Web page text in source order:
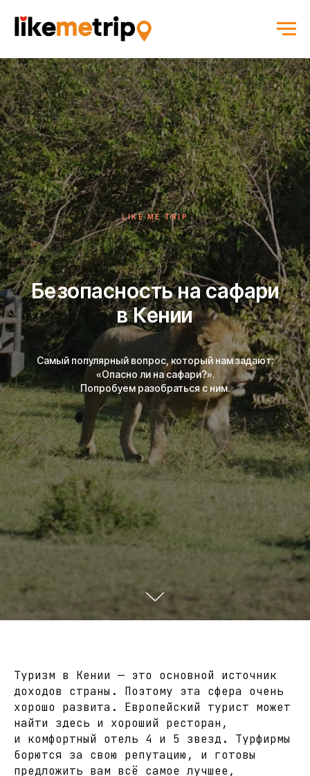
LIKE ME TRIP
Безопасность на сафари
в Кении
Самый популярный вопрос, который нам задают:
«Опасно ли на сафари?».
Попробуем разобраться с ним.
Туризм в Кении — это основной источник
доходов страны. Поэтому эта сфера очень
хорошо развита. Европейский турист может
найти здесь и хороший ресторан,
и комфортный отель 4 и 5 звезд. Турфирмы
борются за свою репутацию, и готовы
предложить вам всё самое лучшее,